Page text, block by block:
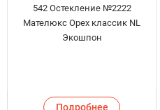
542 Остекление №2222
Мателюкс Орех классик NL
Экошпон
Подробнее